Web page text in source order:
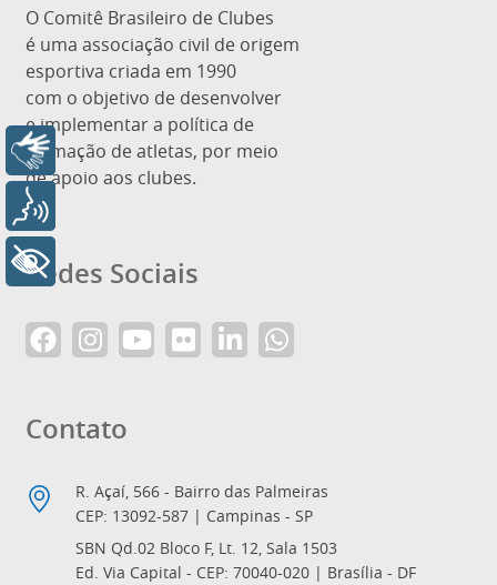
O Comitê Brasileiro de Clubes
é uma associação civil de origem
esportiva criada em 1990
com o objetivo de desenvolver
e implementar a política de
formação de atletas, por meio
de apoio aos clubes.
Redes Sociais
Contato
R. Açaí, 566 - Bairro das Palmeiras
CEP: 13092-587 | Campinas - SP
SBN Qd.02 Bloco F, Lt. 12, Sala 1503
Ed. Via Capital - CEP: 70040-020 | Brasília - DF
Libras
+ Acessibilidade